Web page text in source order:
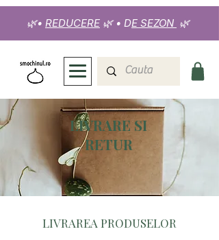
🌿• REDUCERE 🌿 • DE SEZON 🌿
LIVRARE SI
RETUR
LIVRAREA PRODUSELOR